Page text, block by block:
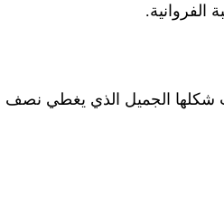
شكلها الجميل الذي يغطي نصف